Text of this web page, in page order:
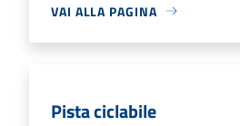
VAI ALLA PAGINA
Pista ciclabile